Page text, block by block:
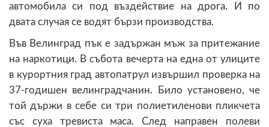
автомобила си под въздействие на дрога. И по
двата случая се водят бързи производства.
Във Велинград пък е задържан мъж за притежание
на наркотици. В събота вечерта на една от улиците
в курортния град автопатрул извършил проверка на
37-годишен велинградчанин. Било установено, че
той държи в себе си три полиетиленови пликчета
със суха тревиста маса. След направен полеви